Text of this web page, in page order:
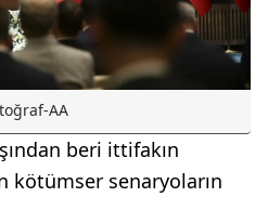
AA
beri ittifakın
kötümser senaryoların